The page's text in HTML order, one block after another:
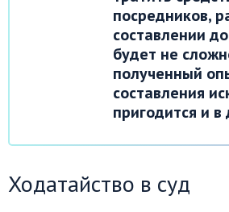
посредников,
составлении
будет не
полученный
составления
пригодится и
Ходатайство в суд